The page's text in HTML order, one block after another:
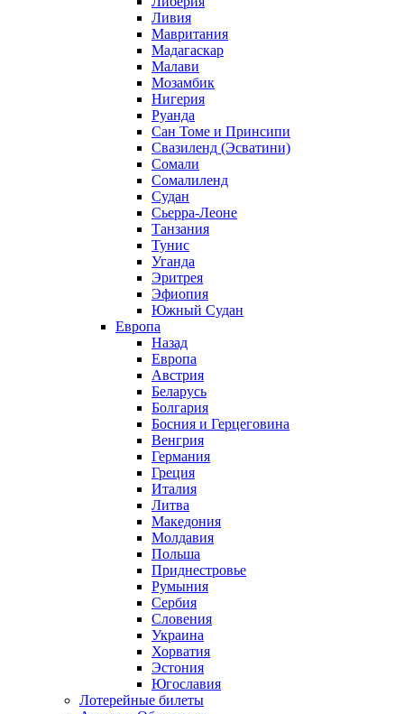
Ливия
Мавритания
Мадагаскар
Малави
Мозамбик
Нигерия
Руанда
Сан Томе и Принсипи
Свазиленд (Эсватини)
Сомали
Сомалиленд
Судан
Сьерра-Леоне
Танзания
Тунис
Уганда
Эритрея
Эфиопия
Южный Судан
Европа
Назад
Европа
Австрия
Беларусь
Болгария
Босния и Герцеговина
Венгрия
Германия
Греция
Италия
Литва
Македония
Молдавия
Польша
Приднестровье
Румыния
Сербия
Словения
Украина
Хорватия
Эстония
Югославия
Лотерейные билеты